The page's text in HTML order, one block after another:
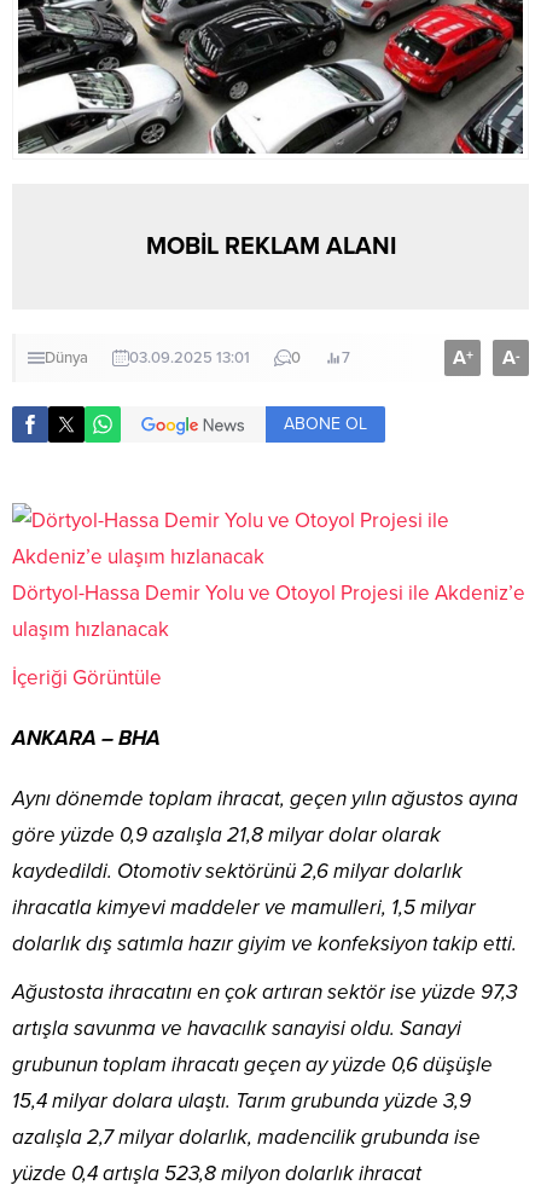
MOBİL REKLAM ALANI
Dünya 03.09.2025 13:01 0 7 A+ A-
ABONE OL
Dörtyol-Hassa Demir Yolu ve Otoyol Projesi ile Akdeniz’e
ulaşım hızlanacak
İçeriği Görüntüle
ANKARA – BHA
Aynı dönemde toplam ihracat, geçen yılın ağustos ayına
göre yüzde 0,9 azalışla 21,8 milyar dolar olarak
kaydedildi. Otomotiv sektörünü 2,6 milyar dolarlık
ihracatla kimyevi maddeler ve mamulleri, 1,5 milyar
dolarlık dış satımla hazır giyim ve konfeksiyon takip etti.
Ağustosta ihracatını en çok artıran sektör ise yüzde 97,3
artışla savunma ve havacılık sanayisi oldu. Sanayi
grubunun toplam ihracatı geçen ay yüzde 0,6 düşüşle
15,4 milyar dolara ulaştı. Tarım grubunda yüzde 3,9
azalışla 2,7 milyar dolarlık, madencilik grubunda ise
yüzde 0,4 artışla 523,8 milyon dolarlık ihracat